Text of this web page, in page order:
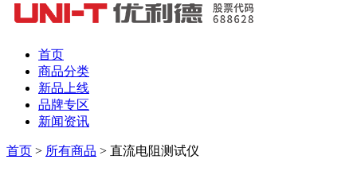
首页
商品分类
新品上线
品牌专区
新闻资讯
首页 > 所有商品 > 直流电阻测试仪